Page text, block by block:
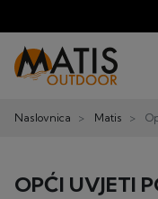
Naslovnica Matis
OPĆI UVJETI